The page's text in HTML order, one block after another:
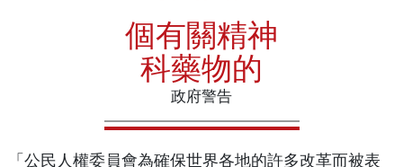
個有關精神
科藥物的
政府警告
「公民人權委員會為確保世界各地的許多改革而被表